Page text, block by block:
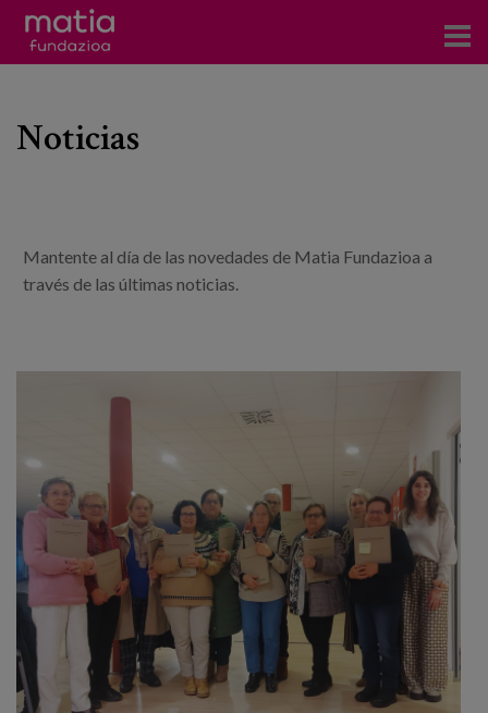
Servicios
Canal de denuncias
es
eu
Noticias
Mantente al día de las novedades de Matia Fundazioa a
través de las últimas noticias.